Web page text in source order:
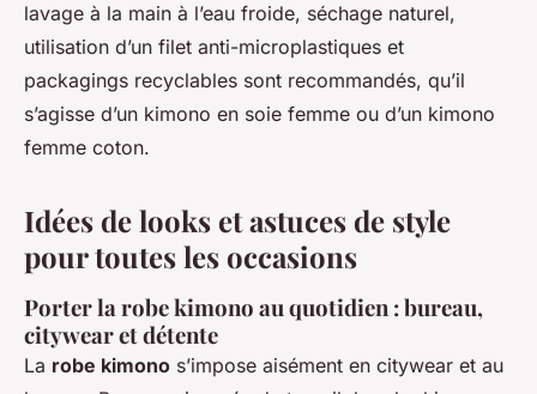
lavage à la main à l’eau froide, séchage naturel,
utilisation d’un filet anti-microplastiques et
packagings recyclables sont recommandés, qu’il
s’agisse d’un kimono en soie femme ou d’un kimono
femme coton.
Idées de looks et astuces de style
pour toutes les occasions
Porter la robe kimono au quotidien : bureau,
citywear et détente
La robe kimono s’impose aisément en citywear et au